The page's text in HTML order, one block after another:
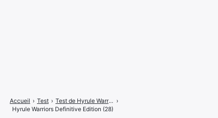
Accueil › Test › Test de Hyrule Warriors : Definitive Edition : The Legend of Link's Dynasty sur Switch ›
Hyrule Warriors Definitive Edition (28)